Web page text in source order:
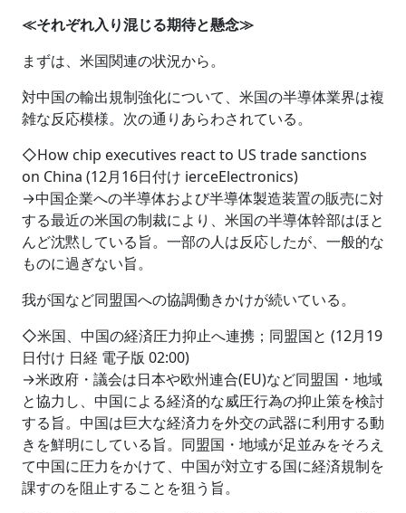
≪それぞれ入り混じる期待と懸念≫
まずは、米国関連の状況から。
対中国の輸出規制強化について、米国の半導体業界は複
雑な反応模様。次の通りあらわされている。
◇How chip executives react to US trade sanctions
on China (12月16日付け ierceElectronics)
→中国企業への半導体および半導体製造装置の販売に対
する最近の米国の制裁により、米国の半導体幹部はほと
んど沈黙している旨。一部の人は反応したが、一般的な
ものに過ぎない旨。
我が国など同盟国への協調働きかけが続いている。
◇米国、中国の経済圧力抑止へ連携；同盟国と (12月19
日付け 日経 電子版 02:00)
→米政府・議会は日本や欧州連合(EU)など同盟国・地域
と協力し、中国による経済的な威圧行為の抑止策を検討
する旨。中国は巨大な経済力を外交の武器に利用する動
きを鮮明にしている旨。同盟国・地域が足並みをそろえ
て中国に圧力をかけて、中国が対立する国に経済規制を
課すのを阻止することを狙う旨。